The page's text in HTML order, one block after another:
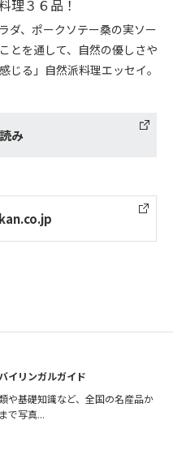
理３６品！
ダ、ポークソテー桑の実ソー
とを通して、自然の優しさや
じる」自然派料理エッセイ。
み
イリンガルガイド
や基礎知識など、全国の名産品か
で写真...